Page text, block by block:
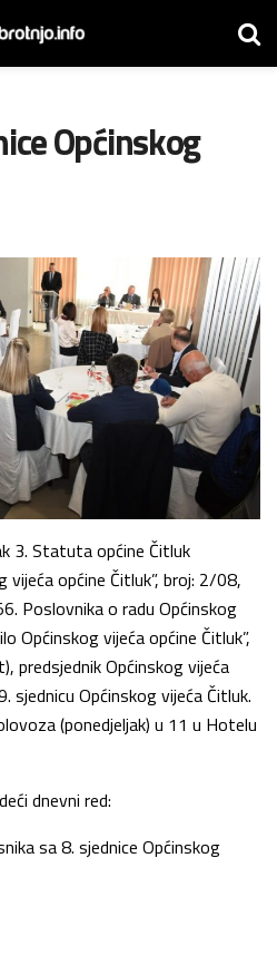
Općinskog
3. Statuta općine Čitluk
vijeća općine Čitluk”, broj: 2/08,
Poslovnika o radu Općinskog
Općinskog vijeća općine Čitluk”,
predsjednik Općinskog vijeća
sjednicu Općinskog vijeća Čitluk.
(ponedjeljak) u 11 u Hotelu
dnevni red:
sa 8. sjednice Općinskog